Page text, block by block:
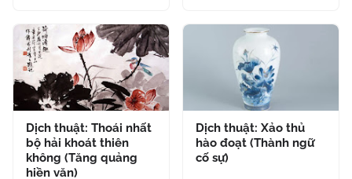
Dịch thuật: Thoái nhất
bộ hải khoát thiên
không (Tăng quảng
hiền văn)
Dịch thuật: Xảo thủ
hào đoạt (Thành ngữ
cố sự)